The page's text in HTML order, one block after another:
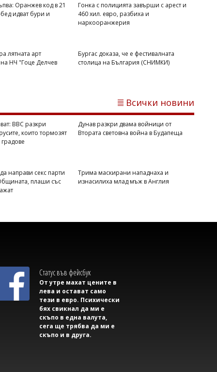
В Равда стартира лятната арт
работилничка на НЧ "Гоце Делчев
евро
Оранжев код в 21
идват бури и
Гонка с полицията завърши с арест и
460 хил. евро, разбиха и
наркооранжерия
лятната арт
НЧ "Гоце Делчев
Бургас доказа, че е фестивалната
столица на България (СНИМКИ)
Всички новини
BBC разкри
които тормозят
Дунав разкри двама войници от
Втората световна война в Будапеща
направи секс парти
плаши със
Трима маскирани нападнаха и
изнасилиха млад мъж в Англия
Статус във фейсбук
От утре махат цените в
лева и остават само
тези в евро. Психически
бях свикнал да ми е
скъпо в една валута,
сега ще трябва да ми е
скъпо и в друга.